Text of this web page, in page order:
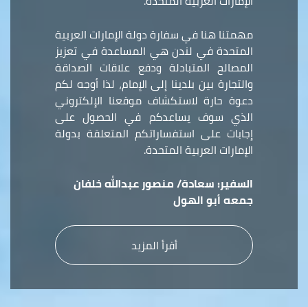
مهمتنا هنا في سفارة دولة الإمارات العربية
المتحدة في لندن هي المساعدة في تعزيز
المصالح المتبادلة ودفع علاقات الصداقة
والتجارة بين بلدينا إلى الإمام، لذا أوجه لكم
دعوة حارة لاستكشاف موقعنا الإلكتروني
الذي سوف يساعدكم في الحصول على
إجابات على استفساراتكم المتعلقة بدولة
الإمارات العربية المتحدة.
السفير: سعادة/ منصور عبدالله خلفان
جمعه أبو الهول
أقرأ المزيد